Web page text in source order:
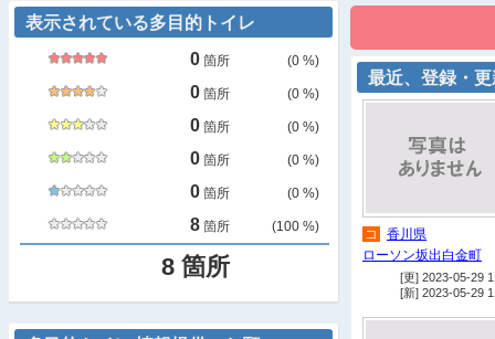
最近、登録・
コ
香川県
ローソン坂出白金町
[更] 2023-05-29
[新] 2023-05-29
表示されている多目的トイレ
0 箇所 (0 %)
0 箇所 (0 %)
0 箇所 (0 %)
0 箇所 (0 %)
0 箇所 (0 %)
8 箇所 (100 %)
8 箇所